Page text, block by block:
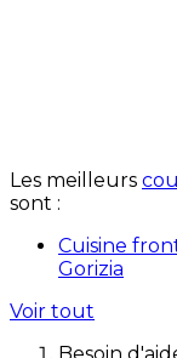
Les meilleurs
sont :
Cuisine
Gorizia
Voir tout
Besoin